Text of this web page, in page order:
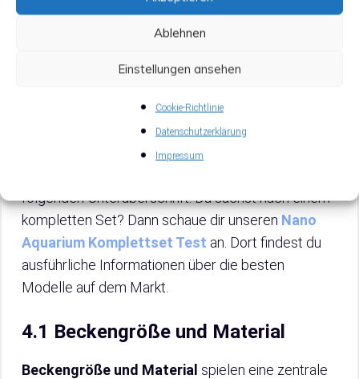
Ablehnen
Einstellungen ansehen
Cookie-Richtlinie
Datenschutzerklärung
Impressum
Bevor du dich für ein 10-Liter-Aquarium
entscheidest, gilt es, einige wichtige
Auswahlkriterien zu beachten. Die Beckengröße
entscheidende Rolle spielen. Doch auch das
passende Zubehör, wie etwa die richtige
Beleuchtung und eine funktionale Heizung, sind von
folgenden Unterüberschrift. Du suchst nach einem
kompletten Set? Dann schaue dir unseren Nano
Aquarium Komplettset Test an. Dort findest du
ausführliche Informationen über die besten
Modelle auf dem Markt.
4.1 Beckengröße und Material
Beckengröße und Material spielen eine zentrale